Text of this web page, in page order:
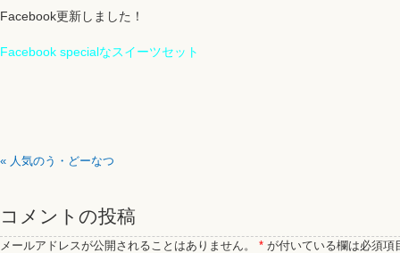
Facebook更新しました！
Facebook specialなスイーツセット
« 人気のう・どーなつ
コメントの投稿
メールアドレスが公開されることはありません。 * が付いている欄は必須項